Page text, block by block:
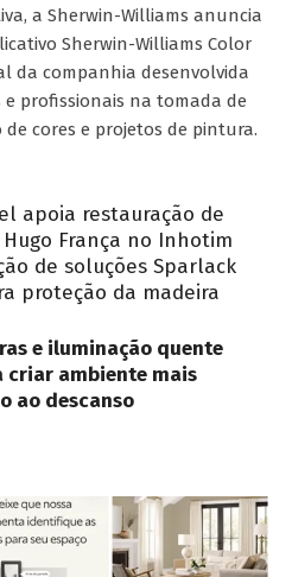
a Sherwin-Williams anuncia
Sherwin-Williams Color
da companhia desenvolvida
profissionais na tomada de
cores e projetos de pintura.
apoia restauração de
França no Inhotim
de soluções Sparlack
proteção da madeira
e iluminação quente
criar ambiente mais
ao descanso